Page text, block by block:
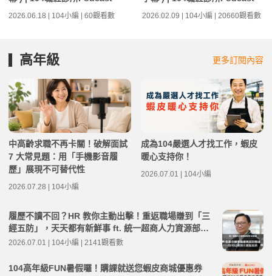
2026.06.18 | 104小編 | 60觀看數 2026.02.09 | 104小編 | 20660觀看數
高年級 更多訂閱內容
中高齡求職不再卡關！破解面試
7 大常見題：用「手機影音履
歷」展現不可替代性
2026.07.28 | 104小編
成為104嚴選人才找工作，蝦皮
暖心支持你！
2026.07.01 | 104小編
履歷不讀不回？HR 教你主動出擊！重返職場賺到「三
經五防」，天天都有新鮮事 ft. 統一超商人力資源部經
理 林宸碩 | 高年級不打烊 x 用 AI 點亮第二人生 EP279
2026.07.01 | 104小編 | 2141觀看數
104高年級FUN暑假囉！購課就送您蝦皮商城優惠券